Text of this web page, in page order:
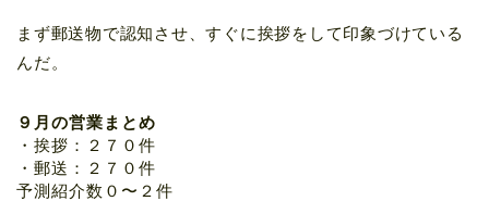
まず郵送物で認知させ、すぐに挨拶をして印象づけている
んだ。
９月の営業まとめ
・挨拶：２７０件
・郵送：２７０件
予測紹介数０〜２件